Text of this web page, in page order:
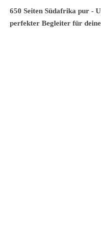
650 Seiten Südafrika pur -
perfekter Begleiter für deine